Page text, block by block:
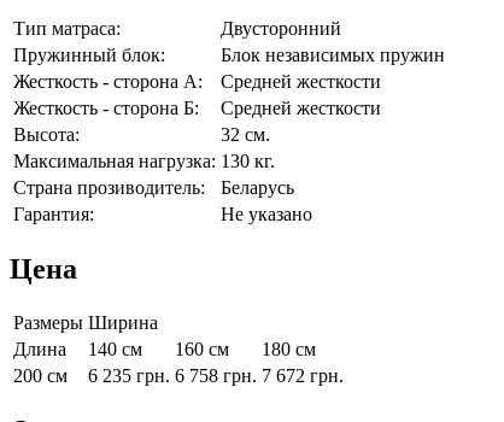
Тип матраса:
Двусторонний
Пружинный блок:
Блок независимых пружин
Жесткость - сторона А:
Средней жесткости
Жесткость - сторона Б:
Средней жесткости
Высота:
32 см.
Максимальная нагрузка: 130 кг.
Страна прозиводитель:
Беларусь
Гарантия:
Не указано
Цена
Размеры Ширина
Длина
140 см 160 см
180 см
200 см
6 235 грн. 6 758 грн. 7 672 грн.